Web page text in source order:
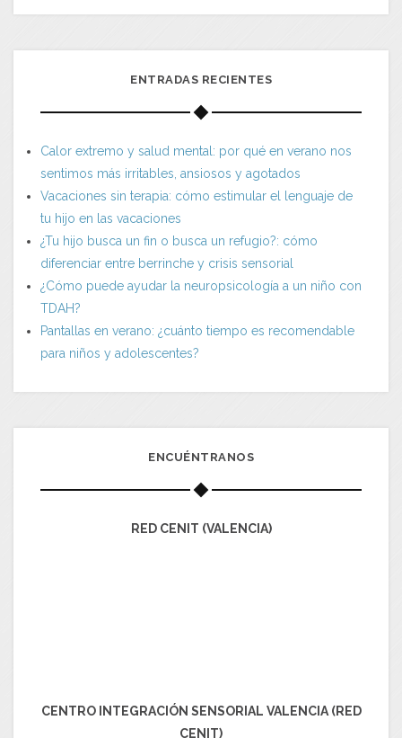
ENTRADAS RECIENTES
Calor extremo y salud mental: por qué en verano nos
sentimos más irritables, ansiosos y agotados
Vacaciones sin terapia: cómo estimular el lenguaje de
tu hijo en las vacaciones
¿Tu hijo busca un fin o busca un refugio?: cómo
diferenciar entre berrinche y crisis sensorial
¿Cómo puede ayudar la neuropsicología a un niño con
TDAH?
Pantallas en verano: ¿cuánto tiempo es recomendable
para niños y adolescentes?
ENCUÉNTRANOS
RED CENIT (VALENCIA)
CENTRO INTEGRACIÓN SENSORIAL VALENCIA (RED
CENIT)